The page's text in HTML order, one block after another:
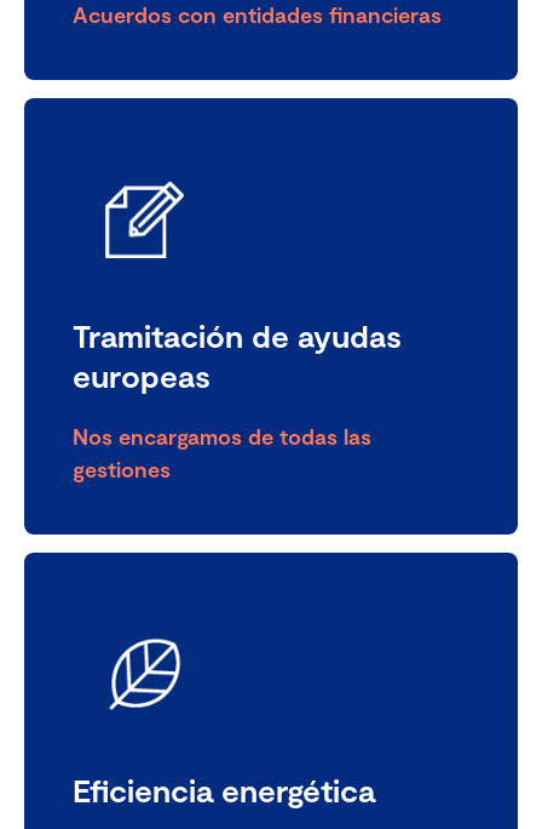
Acuerdos con entidades financieras
Tramitación de ayudas
europeas
Nos encargamos de todas las
gestiones
Eficiencia energética